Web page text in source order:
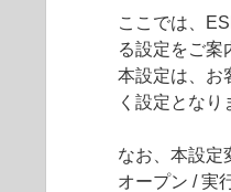
ここでは、
る設定をご案
本設定は、お
く設定となり
なお、本設定
オープン / 実